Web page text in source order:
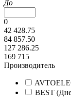
До
0
42 428.75
84 857.50
127 286.25
169 715
Производитель
BEST